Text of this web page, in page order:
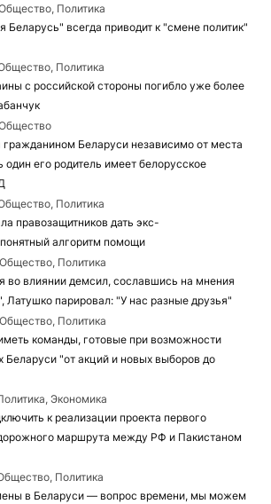
Политика
Беларусь" всегда приводит к "смене политик"
Политика
с российской стороны погибло уже более
гражданином Беларуси независимо от места
один его родитель имеет белорусское
Политика
правозащитников дать экс-
алгоритм помощи
Общество, Политика
во влиянии демсил, сославшись на мнения
Латушко парировал: "У нас разные друзья"
Общество, Политика
команды, готовые при возможности
Беларуси "от акций и новых выборов до
Экономика
к реализации проекта первого
маршрута между РФ и Пакистаном
Политика
в Беларуси — вопрос времени, мы можем